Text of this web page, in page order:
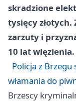
skradzione
tysięcy złotych.
zarzuty i
10 lat więzienia.
Policja z Brzegu
włamania do
Brzescy